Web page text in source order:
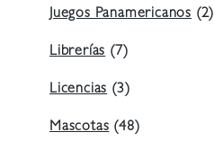
Juegos Panamericanos (2)
Librerías(7)
Licencias(3)
Mascotas(48)